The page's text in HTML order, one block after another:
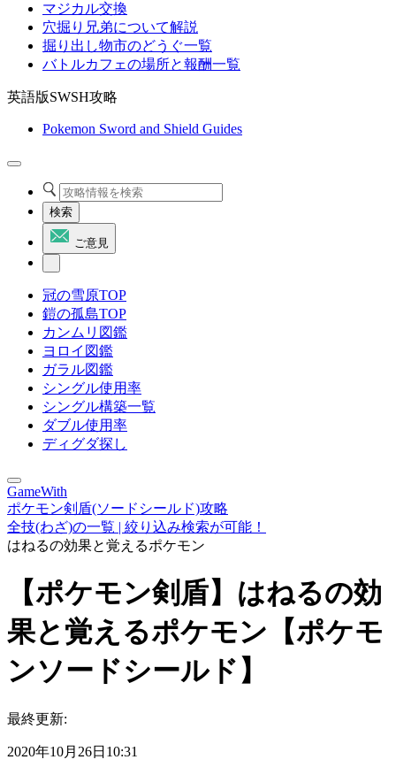
マジカル交換
穴掘り兄弟について解説
掘り出し物市のどうぐ一覧
バトルカフェの場所と報酬一覧
英語版SWSH攻略
Pokemon Sword and Shield Guides
検索
ご意見
冠の雪原TOP
鎧の孤島TOP
カンムリ図鑑
ヨロイ図鑑
ガラル図鑑
シングル使用率
シングル構築一覧
ダブル使用率
ディグダ探し
GameWith
ポケモン剣盾(ソードシールド)攻略
全技(わざ)の一覧 | 絞り込み検索が可能！
はねるの効果と覚えるポケモン
【ポケモン剣盾】はねるの効
果と覚えるポケモン【ポケモ
ンソードシールド】
最終更新:
2020年10月26日10:31